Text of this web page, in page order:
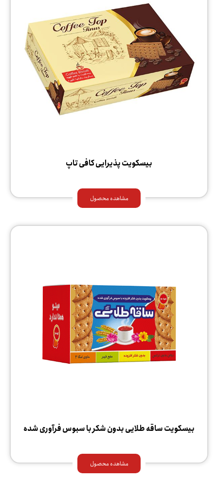
بیسکویت پذیرایی کافی تاپ
مشاهده محصول
بیسکویت ساقه طلایی بدون شکر با سبوس فرآوری شده
مشاهده محصول